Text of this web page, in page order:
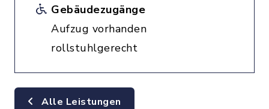
Gebäudezugänge
Aufzug vorhanden
rollstuhlgerecht
Alle Leistungen